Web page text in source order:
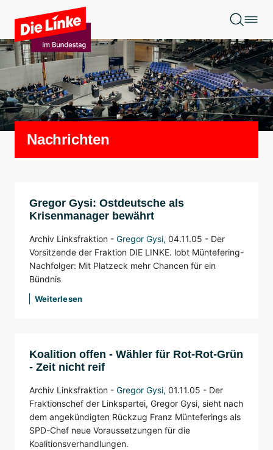
Zum Hauptinhalt springen
Nachrichten
Gregor Gysi: Ostdeutsche als
Krisenmanager bewährt
Archiv Linksfraktion - Gregor Gysi, 04.11.05 - Der
Vorsitzende der Fraktion DIE LINKE. lobt Müntefering-
Nachfolger: Mit Platzeck mehr Chancen für ein
Bündnis
Weiterlesen
Koalition offen - Wähler für Rot-Rot-Grün
- Zeit nicht reif
Archiv Linksfraktion - Gregor Gysi, 01.11.05 - Der
Fraktionschef der Linkspartei, Gregor Gysi, sieht nach
dem angekündigten Rückzug Franz Münteferings als
SPD-Chef neue Voraussetzungen für die
Koalitionsverhandlungen.